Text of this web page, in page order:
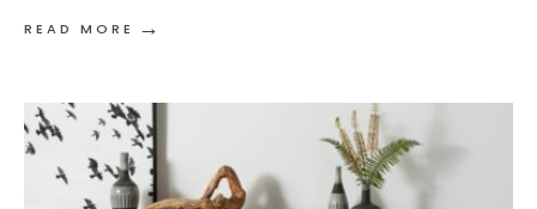
READ MORE →